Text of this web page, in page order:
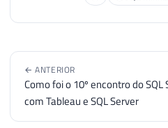
← ANTERIOR
Como foi o 10º encontro do
com Tableau e SQL Server